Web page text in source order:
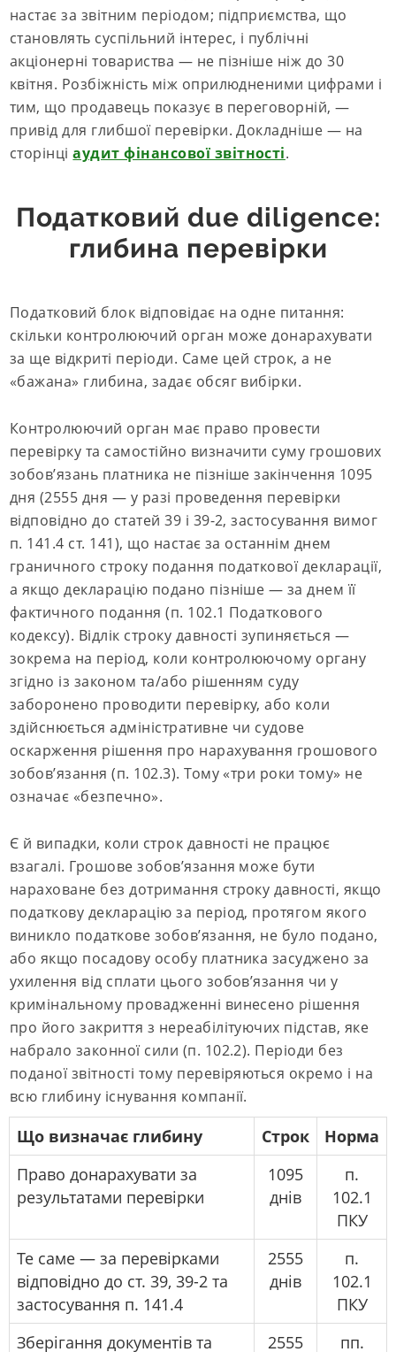
настає за звітним періодом; підприємства, що
становлять суспільний інтерес, і публічні
акціонерні товариства — не пізніше ніж до 30
квітня. Розбіжність між оприлюдненими цифрами і
тим, що продавець показує в переговорній, —
привід для глибшої перевірки. Докладніше — на
сторінціаудит фінансової звітності.
Податковий due diligence:
глибина перевірки
Податковий блок відповідає на одне питання:
скільки контролюючий орган може донарахувати
за ще відкриті періоди. Саме цей строк, а не
«бажана» глибина, задає обсяг вибірки.
Контролюючий орган має право провести
перевірку та самостійно визначити суму грошових
зобов’язань платника не пізніше закінчення 1095
дня (2555 дня — у разі проведення перевірки
відповідно до статей 39 і 39-2, застосування вимог
п. 141.4 ст. 141), що настає за останнім днем
граничного строку подання податкової декларації,
а якщо декларацію подано пізніше — за днем її
фактичного подання (п. 102.1 Податкового
кодексу). Відлік строку давності зупиняється —
зокрема на період, коли контролюючому органу
згідно із законом та/або рішенням суду
заборонено проводити перевірку, або коли
здійснюється адміністративне чи судове
оскарження рішення про нарахування грошового
зобов’язання (п. 102.3). Тому «три роки тому» не
означає «безпечно».
Є й випадки, коли строк давності не працює
взагалі. Грошове зобов’язання може бути
нараховане без дотримання строку давності, якщо
податкову декларацію за період, протягом якого
виникло податкове зобов’язання, не було подано,
або якщо посадову особу платника засуджено за
ухилення від сплати цього зобов’язання чи у
кримінальному провадженні винесено рішення
про його закриття з нереабілітуючих підстав, яке
набрало законної сили (п. 102.2). Періоди без
поданої звітності тому перевіряються окремо і на
всю глибину існування компанії.
Що визначає глибину Строк
Норма
Право донарахувати за
результатами перевірки
1095
днів
п.
102.1
ПКУ
Те саме — за перевірками
відповідно до ст. 39, 39-2 та
застосування п. 141.4
2555
днів
п.
102.1
ПКУ
Зберігання документів та
2555 пп.